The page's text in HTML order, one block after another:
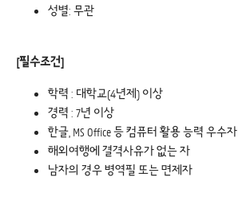
성별: 무관
[필수조건]
학력 : 대학교(4년제) 이상
경력 : 7년 이상
한글, MS Office 등 컴퓨터 활용 능력 우수자
해외여행에 결격사유가 없는 자
남자의 경우 병역필 또는 면제자